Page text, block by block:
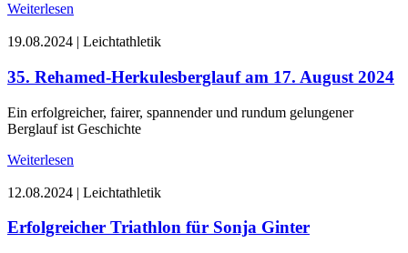
Weiterlesen
19.08.2024 | Leichtathletik
35. Rehamed-Herkulesberglauf am 17. August 2024
Ein erfolgreicher, fairer, spannender und rundum gelungener
Berglauf ist Geschichte
Weiterlesen
12.08.2024 | Leichtathletik
Erfolgreicher Triathlon für Sonja Ginter